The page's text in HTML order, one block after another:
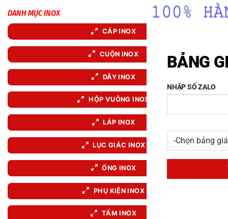
DANH MỤC INOX
CÁP INOX
CUỘN INOX
DÂY INOX
HỘP VUÔNG INOX
LÁP INOX
LỤC GIÁC INOX
ỐNG INOX
PHỤ KIỆN INOX
TẤM INOX
BẢNG
NHẬP SỐ ZALO